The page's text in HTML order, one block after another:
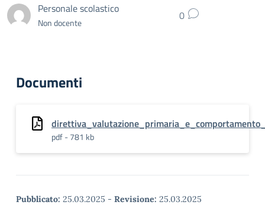
Personale scolastico
Non docente 0
Documenti
pdf - 781 kb
Pubblicato: 25.03.2025 - Revisione: 25.03.2025